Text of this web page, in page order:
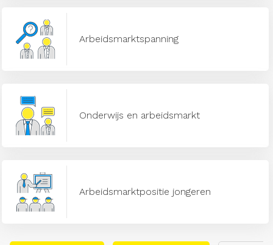
Arbeidsmarktspanning
Onderwijs en arbeidsmarkt
Arbeidsmarktpositie jongeren